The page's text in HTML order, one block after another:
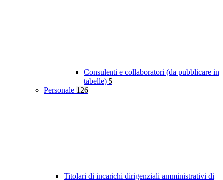
Consulenti e collaboratori (da pubblicare in
tabelle) 5
Personale 126
Titolari di incarichi dirigenziali amministrativi di